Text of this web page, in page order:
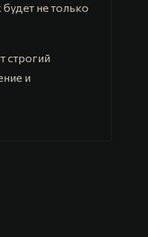
не только
строгий
и